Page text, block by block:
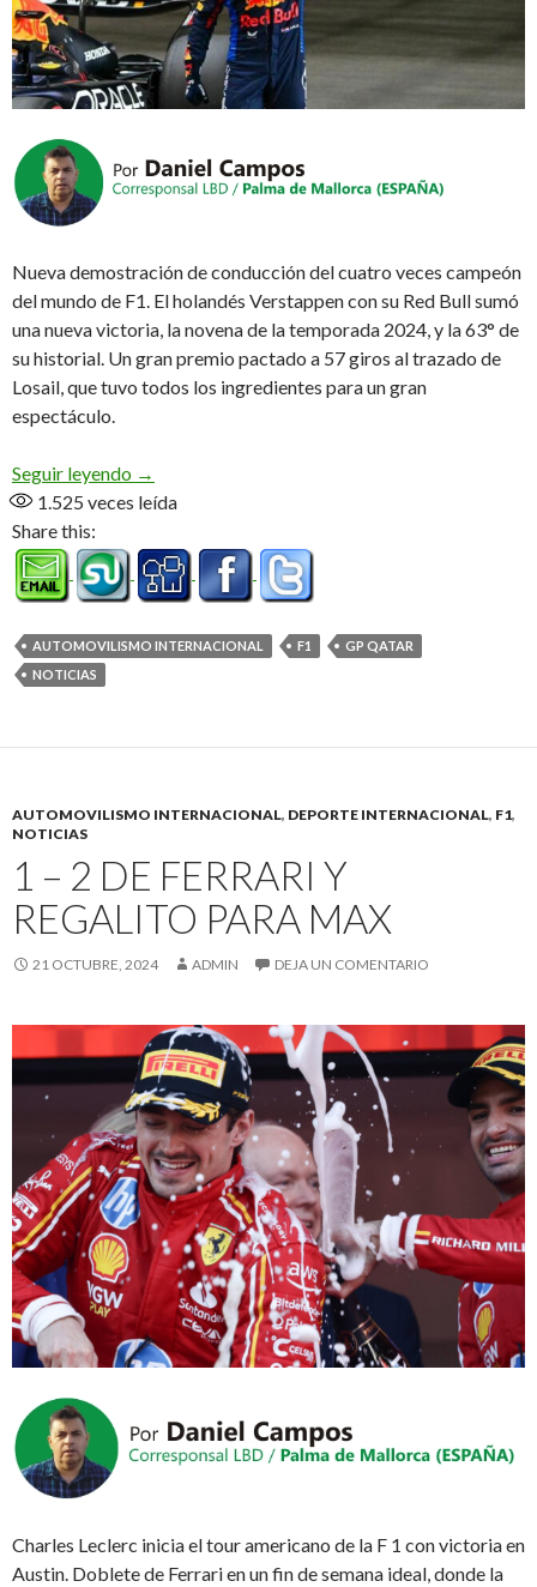
Nueva demostración de conducción del cuatro veces campeón
del mundo de F1. El holandés Verstappen con su Red Bull sumó
una nueva victoria, la novena de la temporada 2024, y la 63° de
su historial. Un gran premio pactado a 57 giros al trazado de
Losail, que tuvo todos los ingredientes para un gran
espectáculo.
Seguir leyendo Max impecable
→
1.525 veces leída
Share this:
AUTOMOVILISMO INTERNACIONAL F1
GP QATAR
NOTICIAS
AUTOMOVILISMO INTERNACIONAL, DEPORTE INTERNACIONAL, F1,
NOTICIAS
1 – 2 DE FERRARI Y
REGALITO PARA MAX
21 OCTUBRE, 2024 ADMIN DEJA UN COMENTARIO
Charles Leclerc inicia el tour americano de la F 1 con victoria en
Austin. Doblete de Ferrari en un fin de semana ideal, donde la